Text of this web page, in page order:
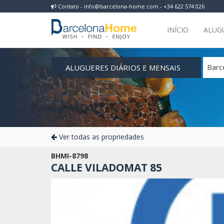
Contato - info@barcelona-home.com - +34 622 574 026
INÍCIO
ALUGUERES DIÁRIOS E MENSAIS
Ver todas as propriedades
BHMI-8798
CALLE VILADOMAT 85